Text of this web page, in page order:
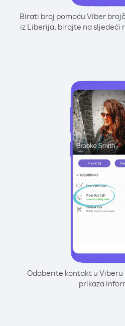
Birati broj pomoću Viber
iz Liberija, birajte na sljedeći
Odaberite kontakt u
prikaza